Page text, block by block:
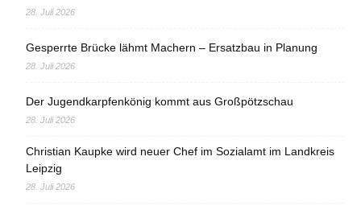
28. Juli 2026
Gesperrte Brücke lähmt Machern – Ersatzbau in Planung
28. Juli 2026
Der Jugendkarpfenkönig kommt aus Großpötzschau
28. Juli 2026
Christian Kaupke wird neuer Chef im Sozialamt im Landkreis
Leipzig
28. Juli 2026